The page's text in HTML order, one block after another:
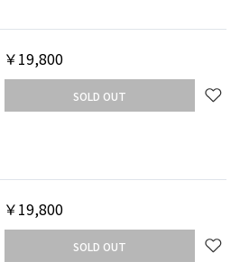
￥19,800
SOLD OUT
￥19,800
SOLD OUT